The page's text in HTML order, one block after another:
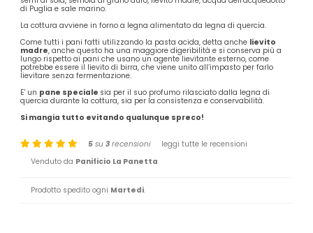
di Puglia e sale marino.
La cottura avviene in forno a legna alimentato da legna di quercia.
Come tutti i pani fatti utilizzando la pasta acida, detta anche lievito
madre, anche questo ha una maggiore digeribilità e si conserva più a
lungo rispetto ai pani che usano un agente lievitante esterno, come
potrebbe essere il lievito di birra, che viene unito all’impasto per farlo
lievitare senza fermentazione.
E' un pane speciale sia per il suo profumo rilasciato dalla legna di
quercia durante la cottura, sia per la consistenza e conservabilità.
Si mangia tutto evitando qualunque spreco!
5 su3 recensioni
leggi tutte le recensioni
Venduto da Panificio La Panetta
Prodotto spedito ogni Martedi.